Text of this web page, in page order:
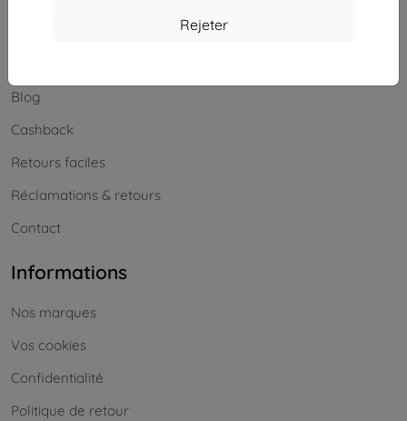
Rejeter
Blog
Cashback
Retours faciles
Réclamations & retours
Contact
Informations
Nos marques
Vos cookies
Confidentialité
Politique de retour